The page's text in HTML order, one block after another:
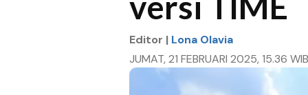
Editor | Lona Olavia
JUMAT, 21 FEBRUARI 2025, 15.36 WIB